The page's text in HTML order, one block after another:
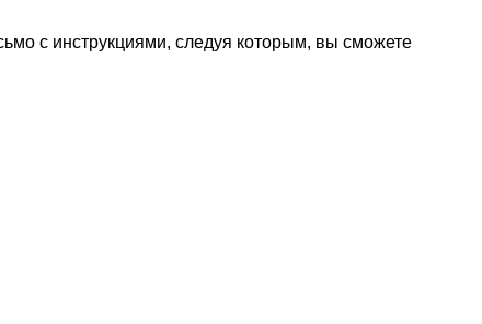
с инструкциями, следуя которым, вы сможете